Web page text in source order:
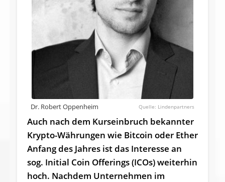
Dr. Robert Oppenheim Lindenpartners
Auch nach dem Kurseinbruch bekannter
Krypto-Währungen wie Bitcoin oder Ether
Anfang des Jahres ist das Interesse an
sog. Initial Coin Offerings (ICOs) weiterhin
hoch. Nachdem Unternehmen im